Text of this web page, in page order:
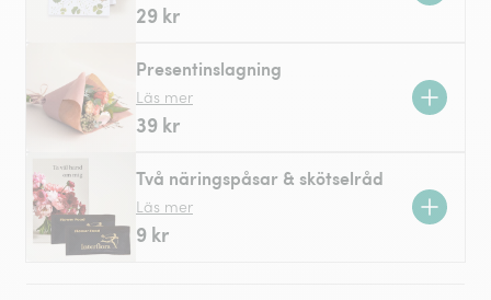
29 kr
Presentinslagning
Läs mer
39 kr
Två näringspåsar & skötselråd
Läs mer
9 kr